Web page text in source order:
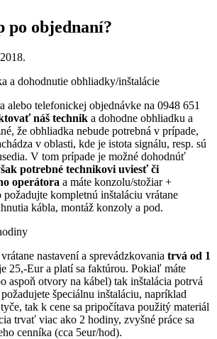
po objednaní?
.
a dohodnutie obhliadky/inštalácie
alebo telefonickej objednávke na 0948 651
náš technik a dohodne obhliadku a
že obhliadka nebude potrebná v prípade,
v oblasti, kde je istota signálu, resp. sú
V tom prípade je možné dohodnúť
potrebné technikovi uviesť či
operátora a máte konzolu/stožiar +
požadujte kompletnú inštaláciu vrátane
kábla, montáž konzoly a pod.
nastavení a sprevádzkovania trvá od 1
25,-Eur a platí sa faktúrou. Pokiaľ máte
aspoň otvory na kábel) tak inštalácia potrvá
špeciálnu inštaláciu, napríklad
tak k cene sa pripočítava použitý materiál
trvať viac ako 2 hodiny, zvyšné práce sa
cenníka (cca 5eur/hod).